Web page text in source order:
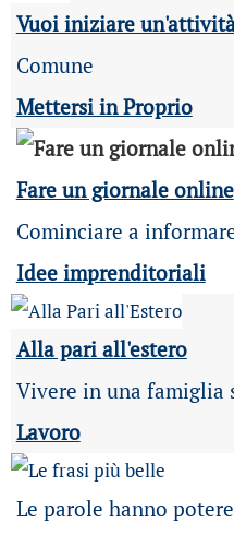
Vuoi iniziare
Comune
Mettersi in Proprio
Fare un giornale online
Cominciare a
Idee imprenditoriali
Alla pari all'estero
Vivere in una famiglia
Lavoro
Le parole hanno